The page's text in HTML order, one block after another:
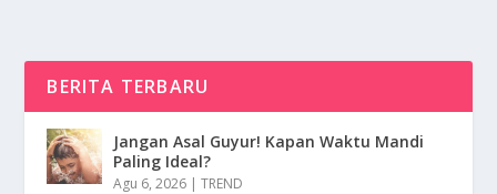
BERITA TERBARU
Jangan Asal Guyur! Kapan Waktu Mandi
Paling Ideal?
Agu 6, 2026 |TREND